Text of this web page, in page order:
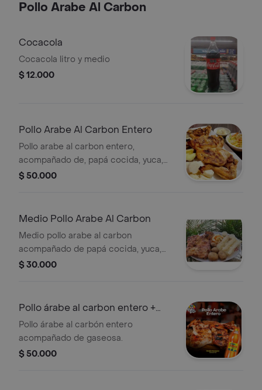
Pollo Arabe Al Carbon
Cocacola
Cocacola litro y medio
$ 12.000
Pollo Arabe Al Carbon Entero
Pollo arabe al carbon entero,
acompañado de, papá cocida, yuca,
ensalada y pasta de ajo
$ 50.000
Medio Pollo Arabe Al Carbon
Medio pollo arabe al carbon
acompañado de papá cocida, yuca,
ensalada y pasta de ajo
$ 30.000
Pollo árabe al carbon entero +
gaseosa
Pollo árabe al carbón entero
acompañado de gaseosa.
$ 50.000